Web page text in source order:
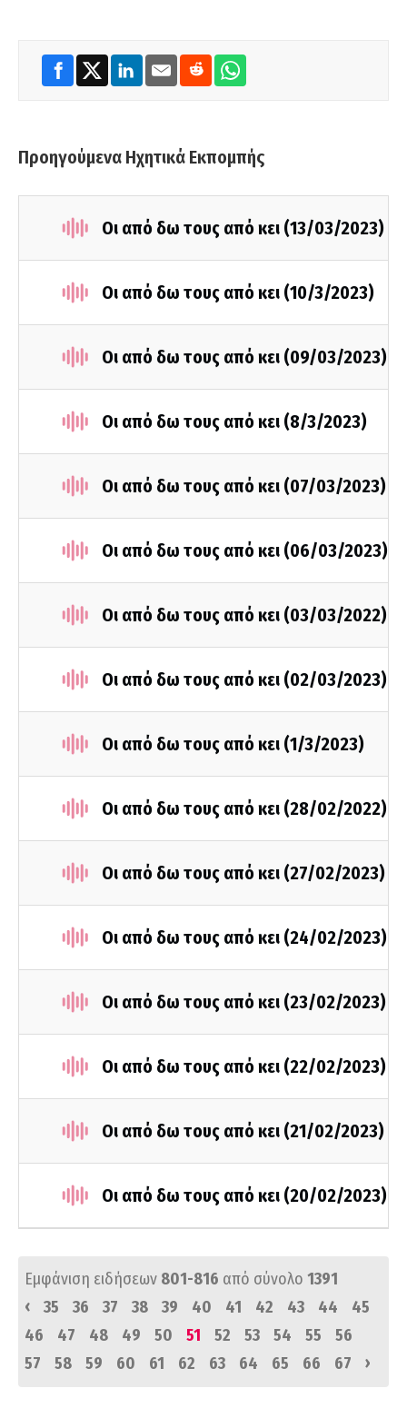
Προηγούμενα Ηχητικά Εκπομπής
Οι από δω τους από κει (13/03/2023)
Οι από δω τους από κει (10/3/2023)
Οι από δω τους από κει (09/03/2023)
Οι από δω τους από κει (8/3/2023)
Οι από δω τους από κει (07/03/2023)
Οι από δω τους από κει (06/03/2023)
Οι από δω τους από κει (03/03/2022)
Οι από δω τους από κει (02/03/2023)
Οι από δω τους από κει (1/3/2023)
Οι από δω τους από κει (28/02/2022)
Οι από δω τους από κει (27/02/2023)
Οι από δω τους από κει (24/02/2023)
Οι από δω τους από κει (23/02/2023)
Οι από δω τους από κει (22/02/2023)
Οι από δω τους από κει (21/02/2023)
Οι από δω τους από κει (20/02/2023)
Εμφάνιση ειδήσεων 801-816 από σύνολο 1391
‹
35 36 37 38 39 40 41 42 43 44
45
46
47 48 49 50 51 52 53 54 55
56
57
58 59 60 61 62 63 64 65 66 67 ›